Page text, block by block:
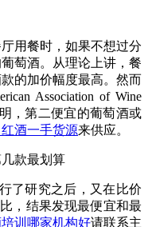
用餐时，如果不想过分
萄酒。从理论上讲，餐
的加价幅度最高。然而
Association of Wine
，第二便宜的葡萄酒或
酒一手货源来供应。
了研究之后，又在比价
比，结果发现最便宜和最
训哪家机构好请联系主